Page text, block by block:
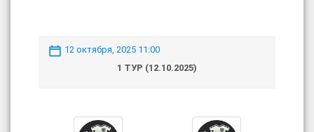
12 октября, 2025 11:00
1 ТУР (12.10.2025)